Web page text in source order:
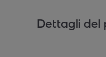
Dettagli del